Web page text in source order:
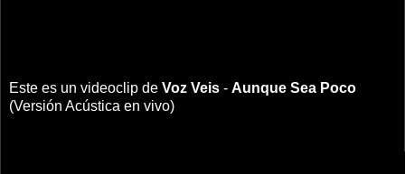
Este es un videoclip de Voz Veis - Aunque Sea Poco
(Versión Acústica en vivo)